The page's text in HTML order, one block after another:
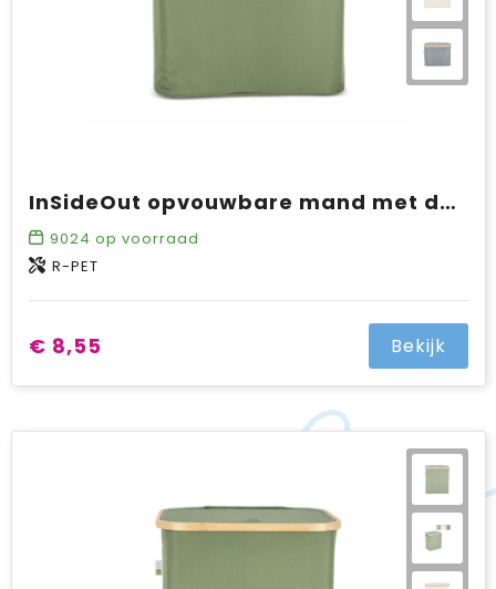
InSideOut opvouwbare mand met deksel Sogne 40.5 x 33 x 30cm rPET
9024 op voorraad
R-PET
€ 8,55 Bekijk